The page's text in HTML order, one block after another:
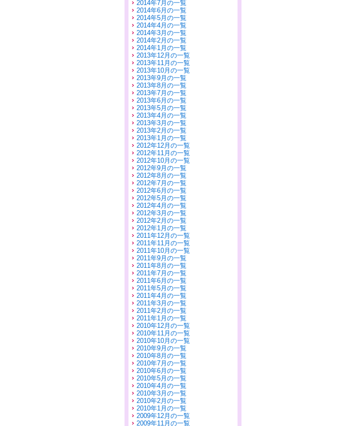
2014年7月の一覧
2014年6月の一覧
2014年5月の一覧
2014年4月の一覧
2014年3月の一覧
2014年2月の一覧
2014年1月の一覧
2013年12月の一覧
2013年11月の一覧
2013年10月の一覧
2013年9月の一覧
2013年8月の一覧
2013年7月の一覧
2013年6月の一覧
2013年5月の一覧
2013年4月の一覧
2013年3月の一覧
2013年2月の一覧
2013年1月の一覧
2012年12月の一覧
2012年11月の一覧
2012年10月の一覧
2012年9月の一覧
2012年8月の一覧
2012年7月の一覧
2012年6月の一覧
2012年5月の一覧
2012年4月の一覧
2012年3月の一覧
2012年2月の一覧
2012年1月の一覧
2011年12月の一覧
2011年11月の一覧
2011年10月の一覧
2011年9月の一覧
2011年8月の一覧
2011年7月の一覧
2011年6月の一覧
2011年5月の一覧
2011年4月の一覧
2011年3月の一覧
2011年2月の一覧
2011年1月の一覧
2010年12月の一覧
2010年11月の一覧
2010年10月の一覧
2010年9月の一覧
2010年8月の一覧
2010年7月の一覧
2010年6月の一覧
2010年5月の一覧
2010年4月の一覧
2010年3月の一覧
2010年2月の一覧
2010年1月の一覧
2009年12月の一覧
2009年11月の一覧